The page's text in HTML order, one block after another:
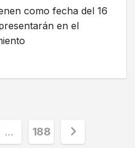
como fecha del 16
en el
… 188